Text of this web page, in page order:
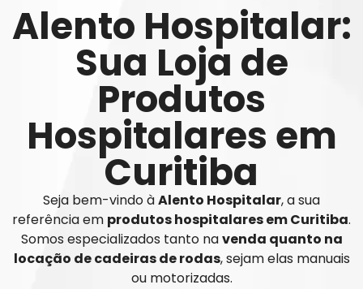
Alento Hospitalar:
Sua Loja de
Produtos
Hospitalares em
Curitiba
Seja bem-vindo àAlento Hospitalar, a sua
referência em produtos hospitalares em Curitiba.
Somos especializados tanto navenda quanto na
locação de cadeiras de rodas, sejam elas manuais
ou motorizadas.